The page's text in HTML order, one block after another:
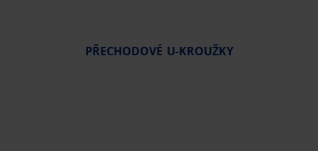
PŘECHODOVÉ U-KROUŽKY